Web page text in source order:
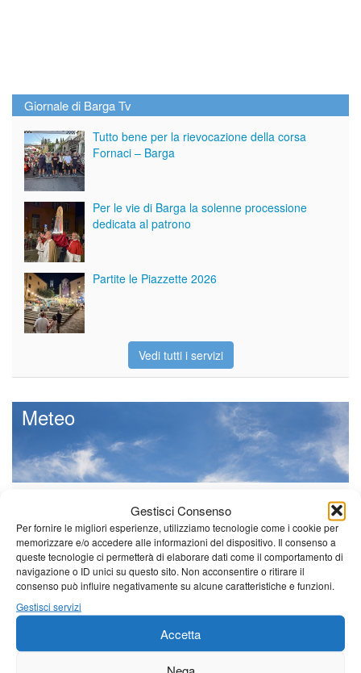
Gestisci Consenso
Per fornire le migliori esperienze, utilizziamo tecnologie come i cookie per
memorizzare e/o accedere alle informazioni del dispositivo. Il consenso a
queste tecnologie ci permetterà di elaborare dati come il comportamento di
navigazione o ID unici su questo sito. Non acconsentire o ritirare il
consenso può influire negativamente su alcune caratteristiche e funzioni.
Gestisci servizi
Accetta
Nega
Giornale di Barga Tv
Tutto bene per la rievocazione della corsa
Fornaci – Barga
Per le vie di Barga la solenne processione
dedicata al patrono
Partite le Piazzette 2026
Vedi tutti i servizi
Meteo
settimana. temperature ancora
ben al di sopra dei valori
stagionali
Leggi tutto…
Sabato Domenica Lunedì
Borgo a Mozzano
23°C|36°C 22°C|36°C 21°C|37°C